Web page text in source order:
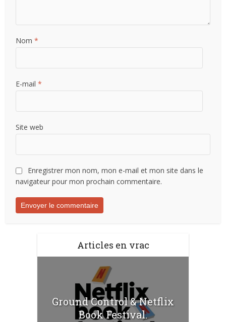
Nom*
E-mail*
Site web
Enregistrer mon nom, mon e-mail et mon site dans le
navigateur pour mon prochain commentaire.
Articles en vrac
Ground Control & Netflix
Book Festival.